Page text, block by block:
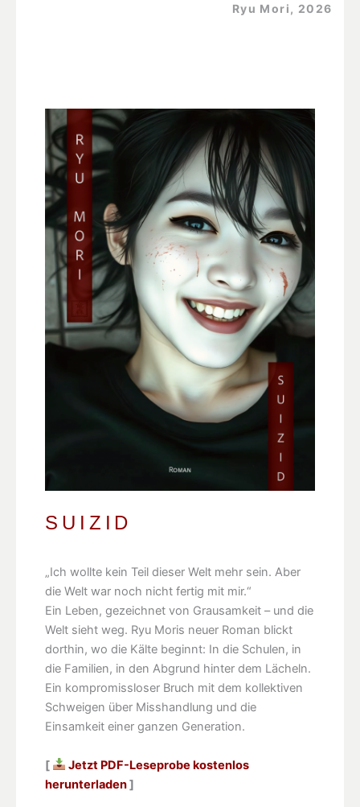
Ryu Mori, 2026
SUIZID
„Ich wollte kein Teil dieser Welt mehr sein. Aber
die Welt war noch nicht fertig mit mir.“
Ein Leben, gezeichnet von Grausamkeit – und die
Welt sieht weg. Ryu Moris neuer Roman blickt
dorthin, wo die Kälte beginnt: In die Schulen, in
die Familien, in den Abgrund hinter dem Lächeln.
Ein kompromissloser Bruch mit dem kollektiven
Schweigen über Misshandlung und die
Einsamkeit einer ganzen Generation.
[
Jetzt PDF-Leseprobe kostenlos
herunterladen]